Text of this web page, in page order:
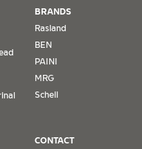
receipt, shall be required
will be checked against
of such proof of
be made.
a product must be in
such as dents,
or its overall
BRANDS
Rasland
BEN
PAINI
MRG
Schell
CONTACT